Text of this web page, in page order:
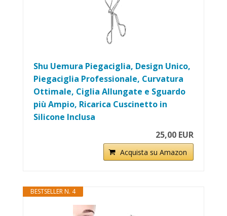
Shu Uemura Piegaciglia, Design Unico,
Piegaciglia Professionale, Curvatura
Ottimale, Ciglia Allungate e Sguardo
più Ampio, Ricarica Cuscinetto in
Silicone Inclusa
25,00 EUR
Acquista su Amazon
BESTSELLER N. 4